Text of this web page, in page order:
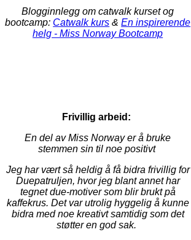
Blogginnlegg om catwalk kurset og
bootcamp: Catwalk kurs &En inspirerende
helg - Miss Norway Bootcamp
Frivillig arbeid:
En del av Miss Norway er å bruke
stemmen sin til noe positivt
Jeg har vært så heldig å få bidra frivillig for
Duepatruljen, hvor jeg blant annet har
tegnet due-motiver som blir brukt på
kaffekrus. Det var utrolig hyggelig å kunne
bidra med noe kreativt samtidig som det
støtter en god sak.